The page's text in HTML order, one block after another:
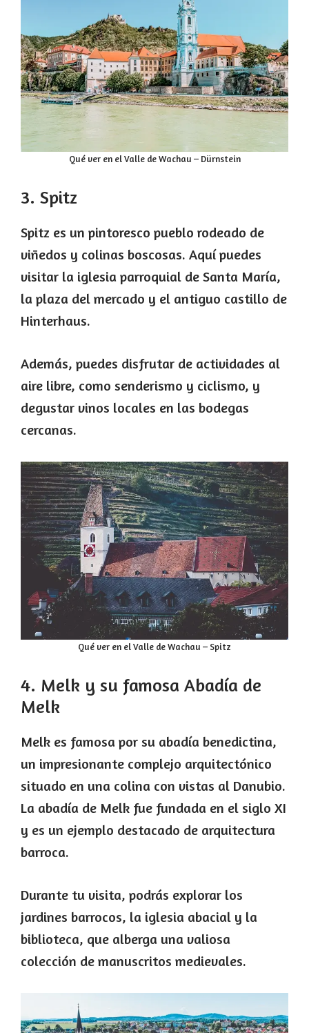
Qué ver en el Valle de Wachau – Dürnstein
3. Spitz
Spitz es un pintoresco pueblo rodeado de
viñedos y colinas boscosas. Aquí puedes
visitar la iglesia parroquial de Santa María,
la plaza del mercado y el antiguo castillo de
Hinterhaus.
Además, puedes disfrutar de actividades al
aire libre, como senderismo y ciclismo, y
degustar vinos locales en las bodegas
cercanas.
Qué ver en el Valle de Wachau – Spitz
4. Melk y su famosa Abadía de
Melk
Melk es famosa por su abadía benedictina,
un impresionante complejo arquitectónico
situado en una colina con vistas al Danubio.
La abadía de Melk fue fundada en el siglo XI
y es un ejemplo destacado de arquitectura
barroca.
Durante tu visita, podrás explorar los
jardines barrocos, la iglesia abacial y la
biblioteca, que alberga una valiosa
colección de manuscritos medievales.